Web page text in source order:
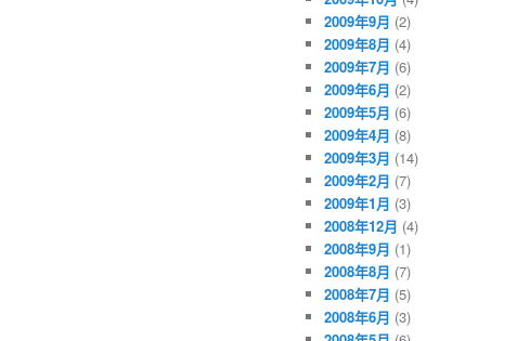
2009年9月 (2)
2009年8月 (4)
2009年7月 (6)
2009年6月 (2)
2009年5月 (6)
2009年4月 (8)
2009年3月 (14)
2009年2月 (7)
2009年1月 (3)
2008年12月 (4)
2008年9月 (1)
2008年8月 (7)
2008年7月 (5)
2008年6月 (3)